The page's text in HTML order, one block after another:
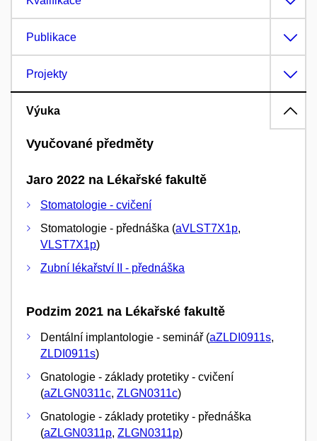
Publikace
Projekty
Výuka
Vyučované předměty
Jaro 2022 na Lékařské fakultě
Stomatologie - cvičení
Stomatologie - přednáška (aVLST7X1p,
VLST7X1p)
Zubní lékařství II - přednáška
Podzim 2021 na Lékařské fakultě
Dentální implantologie - seminář (aZLDI0911s,
ZLDI0911s)
Gnatologie - základy protetiky - cvičení
(aZLGN0311c, ZLGN0311c)
Gnatologie - základy protetiky - přednáška
(aZLGN0311p, ZLGN0311p)